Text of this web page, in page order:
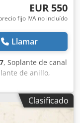
EUR 550
fijo IVA no incluído
Llamar
, Soplante de canal
de anillo,
Side
-Tipo: SKG
2870 rpm -
de
Clasificado